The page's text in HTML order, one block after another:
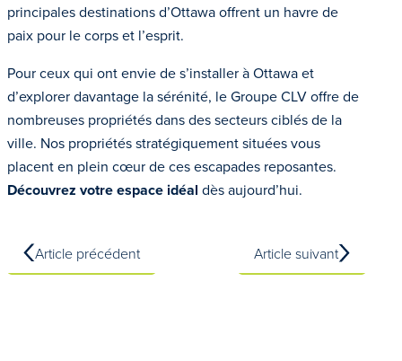
principales destinations d’Ottawa offrent un havre de
paix pour le corps et l’esprit.
Pour ceux qui ont envie de s’installer à Ottawa et
d’explorer davantage la sérénité, le Groupe CLV offre de
nombreuses propriétés dans des secteurs ciblés de la
ville. Nos propriétés stratégiquement situées vous
placent en plein cœur de ces escapades reposantes.
Découvrez votre espace idéal dès aujourd’hui.
Article précédent Article suivant